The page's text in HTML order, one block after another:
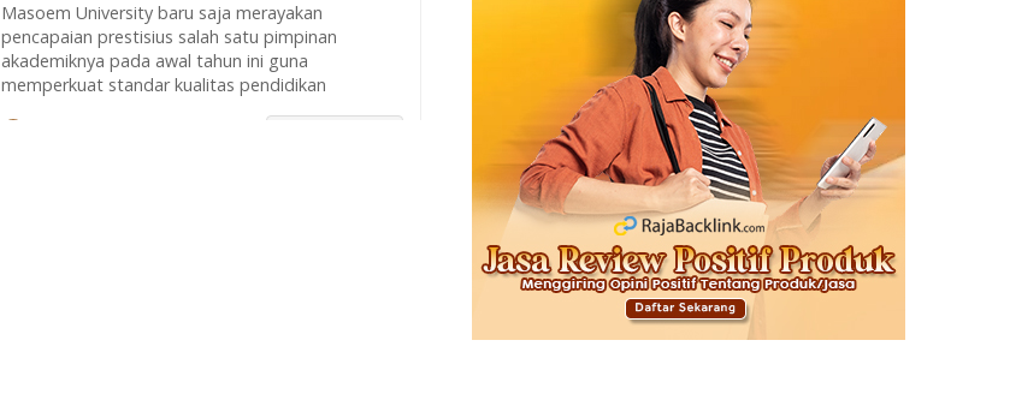
Masoem University baru saja merayakan
pencapaian prestisius salah satu pimpinan
akademiknya pada awal tahun ini guna
memperkuat standar kualitas pendidikan